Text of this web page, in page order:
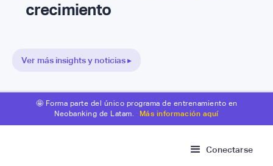
crecimiento
Ver más insights y noticias ▸
🤩 Forma parte del único programa de entrenamiento en
Neobanking de Latam.
Más información aquí
Conectarse